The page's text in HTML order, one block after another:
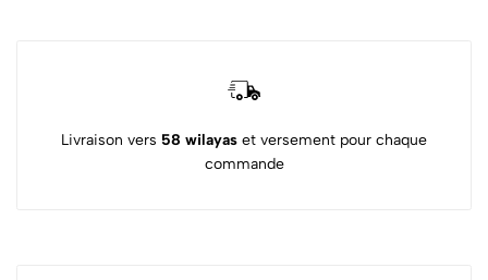
Livraison vers 58 wilayas et versement pour chaque
commande